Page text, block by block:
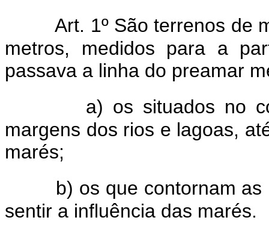
Art. 1º São terrenos de
metros, medidos para a
passava a linha do preamar
a) os situados no
margens dos rios e lagoas,
marés;
b) os que contornam
sentir a influência das marés.